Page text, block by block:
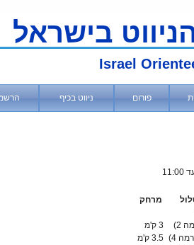
בישראל
Israel
פורום ניווט בכיף
11:00
מרחק
2)
3 ק'מ
4)
3.5 ק'מ